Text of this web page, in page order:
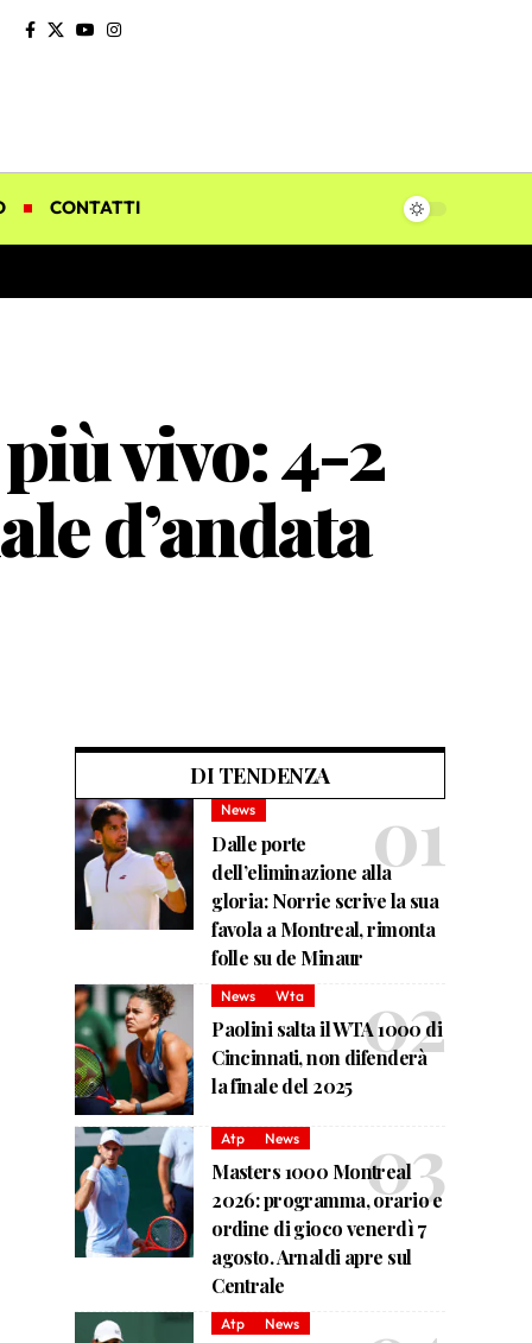
CONTATTI
vivo: 4-2
d’andata
DI TENDENZA
News
Dalle porte
dell’eliminazione alla
gloria: Norrie scrive la sua
favola a Montreal, rimonta
folle su de Minaur
News Wta
Paolini salta il WTA 1000 di
Cincinnati, non difenderà
la finale del 2025
Atp News
Masters 1000 Montreal
2026: programma, orario e
ordine di gioco venerdì 7
agosto. Arnaldi apre sul
Centrale
Atp News